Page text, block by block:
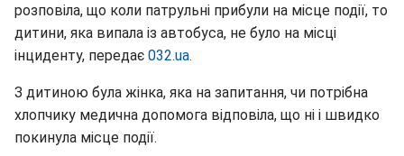
розповіла, що коли патрульні прибули на місце події, то
дитини, яка випала із автобуса, не було на місці
інциденту, передає 032.ua.
З дитиною була жінка, яка на запитання, чи потрібна
хлопчику медична допомога відповіла, що ні і швидко
покинула місце події.